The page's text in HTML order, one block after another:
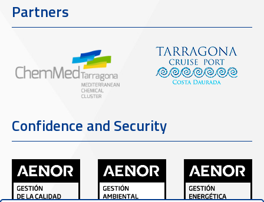
Partners
Confidence and Security